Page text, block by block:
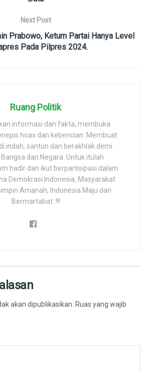
Next Post
Prabowo, Ketum Partai Hanya Level
Pada Pilpres 2024.
Ruang Politik
informasi dan fakta, membuka
hoax dan kebencian. Membuat
indah, santun dan berakhlak demi
dan Negara. Untuk itulah
hadir dan ikut berpartisipasi dalam
Demokrasi Indonesia. Masyarakat
Amanah, Indonesia Maju dan
Bermartabat..!!!
akan dipublikasikan. Ruas yang wajib